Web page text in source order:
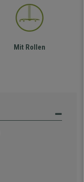
Mit Rollen